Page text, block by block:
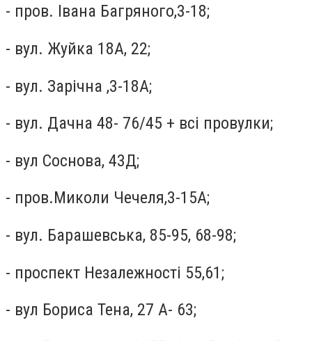
- пров. Івана Багряного,3-18;
- вул. Жуйка 18А, 22;
- вул. Зарічна ,3-18А;
- вул. Дачна 48- 76/45 + всі провулки;
- вул Соснова, 43Д;
- пров.Миколи Чечеля,3-15А;
- вул. Барашевська, 85-95, 68-98;
- проспект Незалежності 55,61;
- вул Бориса Тена, 27 А- 63;